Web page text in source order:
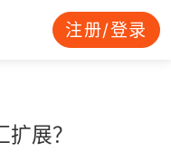
注册/登录
展？